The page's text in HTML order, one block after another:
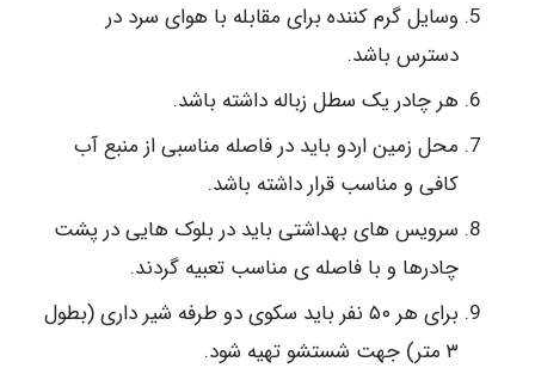
وسایل گرم کننده برای مقابله با هوای سرد در
دسترس باشد.
هر چادر یک سطل زباله داشته باشد.
محل زمین اردو باید در فاصله مناسبی از منبع آب
کافی و مناسب قرار داشته باشد.
سرویس های بهداشتی باید در بلوک هایی در پشت
چادرها و با فاصله ی مناسب تعبیه گردند.
برای هر ۵۰ نفر باید سکوی دو طرفه شیر داری (بطول
۳ متر) جهت شستشو تهیه شود.